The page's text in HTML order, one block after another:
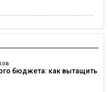
бюджета: как вытащить